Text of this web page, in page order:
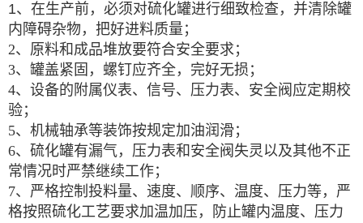
1、 在生产前，必须对硫化罐进行细致检查，并清除罐
内障碍杂物，把好进料质量；
2、原料和成品堆放要符合安全要求；
3、罐盖紧固，螺钉应齐全，完好无损；
4、设备的附属仪表、信号、压力表、安全阀应定期校
验；
5、机械轴承等装饰按规定加油润滑；
6、硫化罐有漏气，压力表和安全阀失灵以及其他不正
常情况时严禁继续工作；
7、严格控制投料量、速度、顺序、温度、压力等，严
格按照硫化工艺要求加温加压，防止罐内温度、压力